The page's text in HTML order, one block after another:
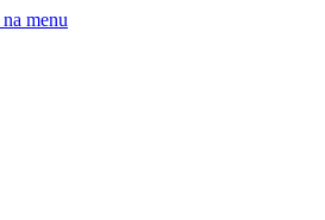
menu